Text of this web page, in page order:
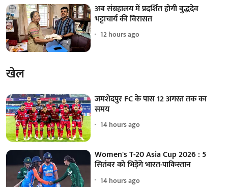
अब संग्रहालय में प्रदर्शित होगी बुद्धदेव
भट्टाचार्य की विरासत
12 hours ago
खेल
जमशेदपुर FC के पास 12 अगस्त तक का
समय
14 hours ago
Women's T-20 Asia Cup 2026 : 5
सितंबर को भिड़ेंगे भारत-पाकिस्तान
14 hours ago